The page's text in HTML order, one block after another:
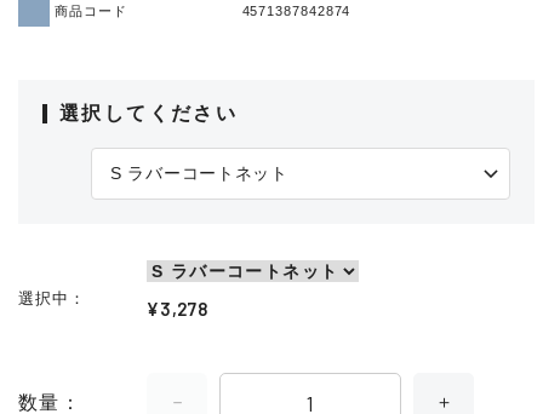
商品コード 4571387842874
選択してください
選択中 ¥3,278
数量